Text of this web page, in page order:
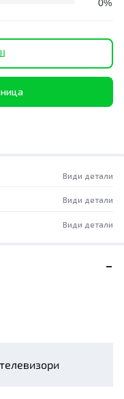
0%
Види детали
Види детали
Види детали